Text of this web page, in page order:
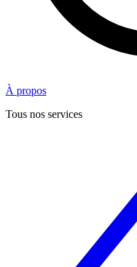
À propos
Tous nos services